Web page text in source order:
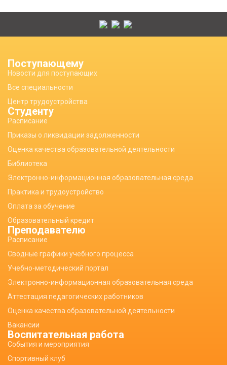
Поступающему
Новости для поступающих
Все специальности
Центр трудоустройства
Студенту
Расписание
Приказы о ликвидации задолженности
Оценка качества образовательной деятельности
Библиотека
Электронно-информационная образовательная среда
Практика и трудоустройство
Оплата за обучение
Образовательный кредит
Преподавателю
Расписание
Сводные графики учебного процесса
Учебно-методический портал
Электронно-информационная образовательная среда
Аттестация педагогических работников
Оценка качества образовательной деятельности
Вакансии
Воспитательная работа
События и мероприятия
Спортивный клуб